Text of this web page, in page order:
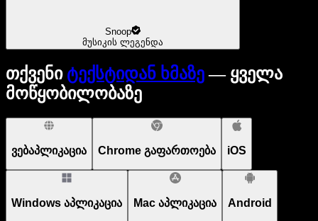
Snoop
მუსიკის ლეგენდა
თქვენი ტექსტიდან ხმაზე— ყველა
მოწყობილობაზე
ვებაპლიკაცია Chrome გაფართოება iOS
Windows აპლიკაცია Mac აპლიკაცია Android